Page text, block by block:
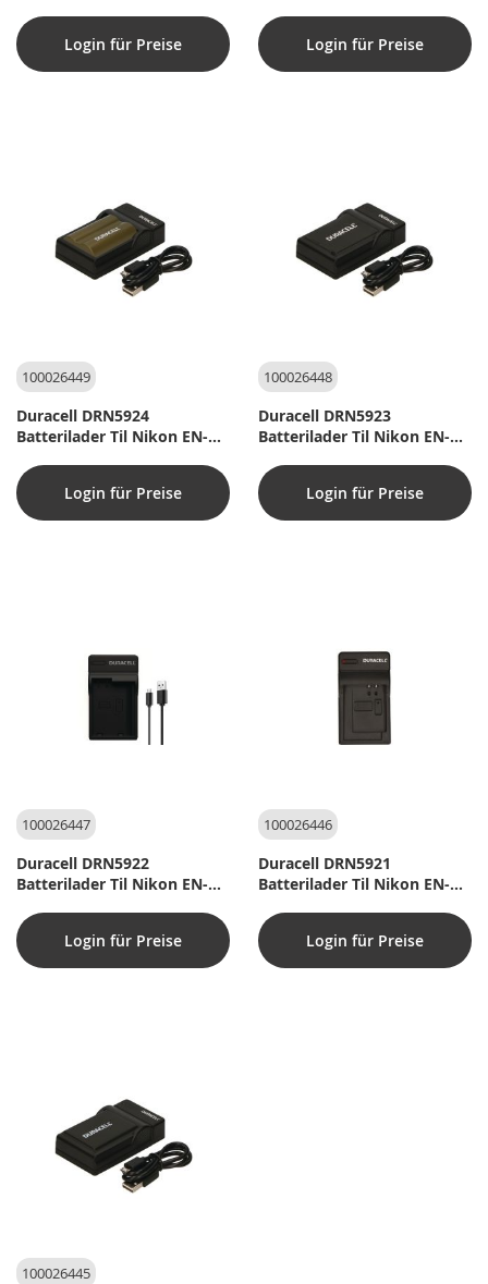
Login für Preise
Login für Preise
100026449
Duracell DRN5924
Batterilader Til Nikon EN-
Login für Preise
100026448
Duracell DRN5923
Batterilader Til Nikon EN-
Login für Preise
100026447
Duracell DRN5922
Batterilader Til Nikon EN-
Login für Preise
100026446
Duracell DRN5921
Batterilader Til Nikon EN-
Login für Preise
100026445